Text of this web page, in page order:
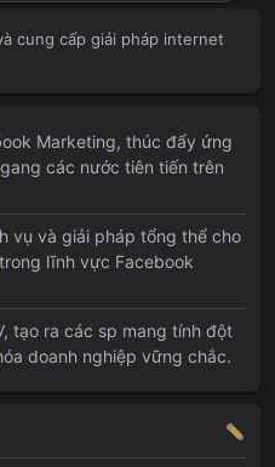
cung cấp giải pháp internet
Marketing, thúc đẩy ứng
các nước tiên tiến trên
vụ và giải pháp tổng thể cho
lĩnh vực Facebook
tạo ra các sp mang tính đột
doanh nghiệp vững chắc.